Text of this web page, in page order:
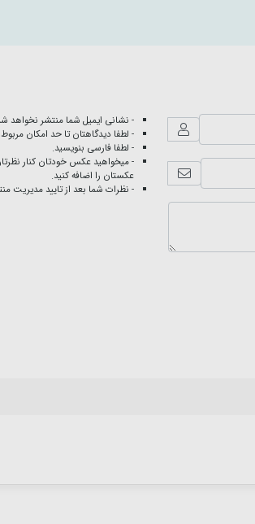
- نشانی ایمیل شما منتشر نخواهد
- لطفا دیدگاهتان تا حد امکان
- لطفا فارسی بنویسید.
- میخواهید عکس خودتان کنار
عکستان را اضافه کنید.
- نظرات شما بعد از تایید مدیریت